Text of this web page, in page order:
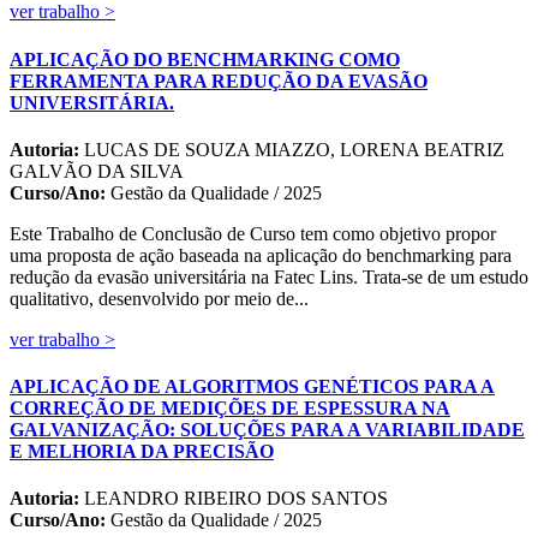
ver trabalho >
APLICAÇÃO DO BENCHMARKING COMO
FERRAMENTA PARA REDUÇÃO DA EVASÃO
UNIVERSITÁRIA.
Autoria: LUCAS DE SOUZA MIAZZO, LORENA BEATRIZ
GALVÃO DA SILVA
Curso/Ano: Gestão da Qualidade / 2025
Este Trabalho de Conclusão de Curso tem como objetivo propor
uma proposta de ação baseada na aplicação do benchmarking para
redução da evasão universitária na Fatec Lins. Trata-se de um estudo
qualitativo, desenvolvido por meio de...
ver trabalho >
APLICAÇÃO DE ALGORITMOS GENÉTICOS PARA A
CORREÇÃO DE MEDIÇÕES DE ESPESSURA NA
GALVANIZAÇÃO: SOLUÇÕES PARA A VARIABILIDADE
E MELHORIA DA PRECISÃO
Autoria: LEANDRO RIBEIRO DOS SANTOS
Curso/Ano: Gestão da Qualidade / 2025